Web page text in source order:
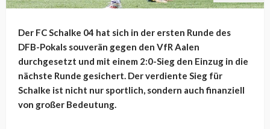
Der FC Schalke 04 hat sich in der ersten Runde des
DFB-Pokals souverän gegen den VfR Aalen
durchgesetzt und mit einem 2:0-Sieg den Einzug in die
nächste Runde gesichert. Der verdiente Sieg für
Schalke ist nicht nur sportlich, sondern auch finanziell
von großer Bedeutung.